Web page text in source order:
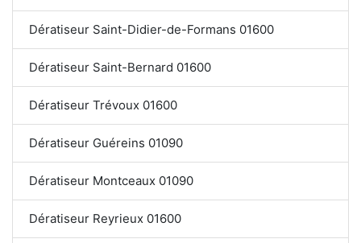
Dératiseur Saint-Didier-de-Formans 01600
Dératiseur Saint-Bernard 01600
Dératiseur Trévoux 01600
Dératiseur Guéreins 01090
Dératiseur Montceaux 01090
Dératiseur Reyrieux 01600